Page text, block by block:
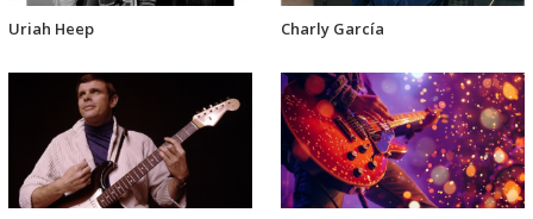
Uriah Heep Charly García